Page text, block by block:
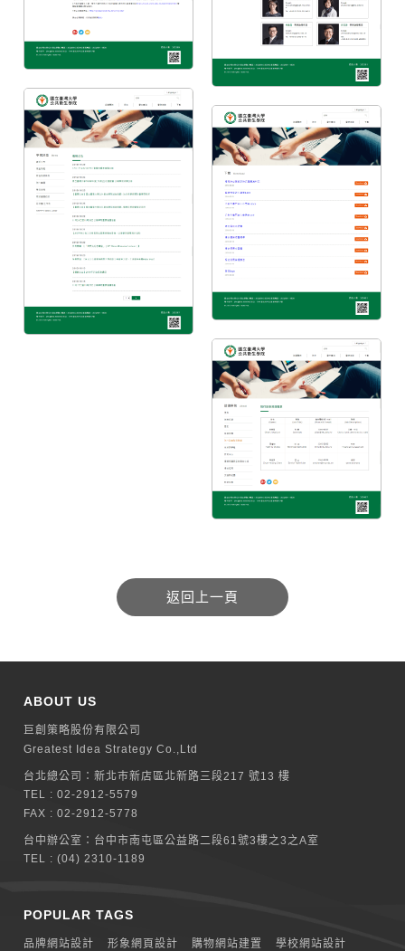
ABOUT US
巨創策略股份有限公司
Greatest Idea Strategy Co.,Ltd
台北總公司：新北巿新店區北新路三段217 號13 樓
TEL :02-2912-5579
FAX : 02-2912-5778
台中辦公室： 台中市南屯區公益路二段61號3樓之3之A室
TEL :(04) 2310-1189
POPULAR TAGS
品牌網站設計 形象網頁設計 購物網站建置 學校網站設計